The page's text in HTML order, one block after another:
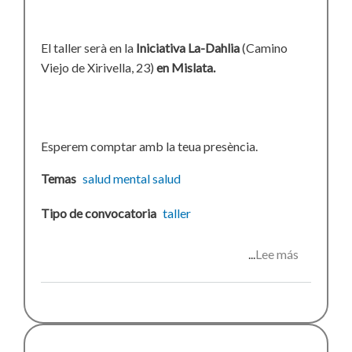
El taller serà en la Iniciativa La-Dahlia(Camino
Viejo de Xirivella, 23) en Mislata.
Esperem comptar amb la teua presència.
Temas salud mentalsalud
Tipo de convocatoria taller
Lee más
Vital